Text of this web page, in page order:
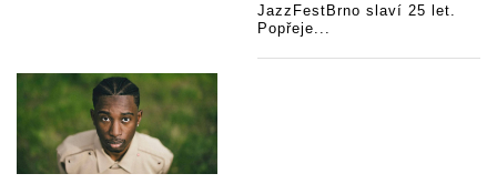
JazzFestBrno slaví 25 let.
Popřeje...